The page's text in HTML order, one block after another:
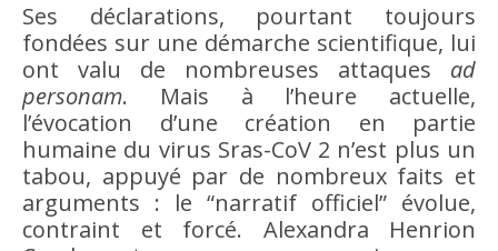
Ses déclarations, pourtant toujours
fondées sur une démarche scientifique, lui
ont valu de nombreuses attaques ad
personam. Mais à l’heure actuelle,
l’évocation d’une création en partie
humaine du virus Sras-CoV 2 n’est plus un
tabou, appuyé par de nombreux faits et
arguments : le “narratif officiel” évolue,
contraint et forcé. Alexandra Henrion